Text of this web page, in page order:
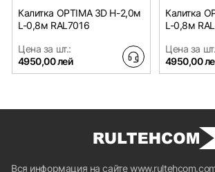
Калитка OPTIMA 3D H-2,0м
L-0,8м RAL7016
Цена за шт.:
4950,00 лей
Калитка
L-0,8м
Цена за
4950,00
Вся информация на сайте